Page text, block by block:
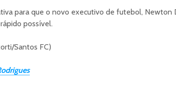
para que o novo executivo de futebol, Newton
possível.
Santos FC)